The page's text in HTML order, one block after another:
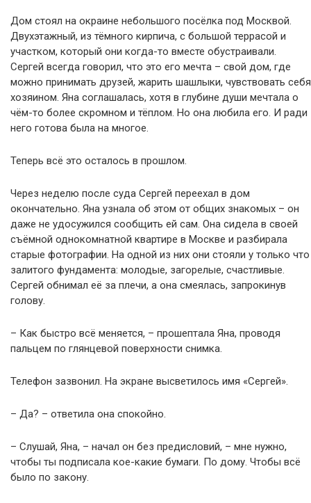
Дом стоял на окраине небольшого посёлка под Москвой.
Двухэтажный, из тёмного кирпича, с большой террасой и
участком, который они когда-то вместе обустраивали.
Сергей всегда говорил, что это его мечта – свой дом, где
можно принимать друзей, жарить шашлыки, чувствовать себя
хозяином. Яна соглашалась, хотя в глубине души мечтала о
чём-то более скромном и тёплом. Но она любила его. И ради
него готова была на многое.
Теперь всё это осталось в прошлом.
Через неделю после суда Сергей переехал в дом
окончательно. Яна узнала об этом от общих знакомых – он
даже не удосужился сообщить ей сам. Она сидела в своей
съёмной однокомнатной квартире в Москве и разбирала
старые фотографии. На одной из них они стояли у только что
залитого фундамента: молодые, загорелые, счастливые.
Сергей обнимал её за плечи, а она смеялась, запрокинув
голову.
– Как быстро всё меняется, – прошептала Яна, проводя
пальцем по глянцевой поверхности снимка.
Телефон зазвонил. На экране высветилось имя «Сергей».
– Да? – ответила она спокойно.
– Слушай, Яна, – начал он без предисловий, – мне нужно,
чтобы ты подписала кое-какие бумаги. По дому. Чтобы всё
было по закону.